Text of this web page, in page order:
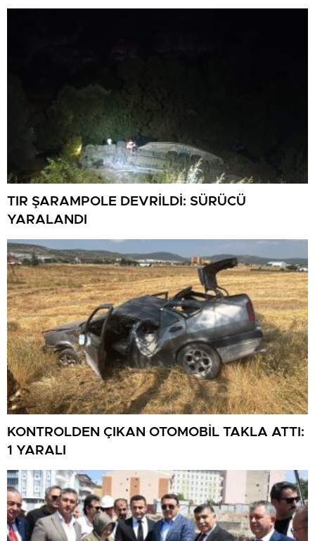
TIR ŞARAMPOLE DEVRİLDİ: SÜRÜCÜ
YARALANDI
KONTROLDEN ÇIKAN OTOMOBİL TAKLA ATTI:
1 YARALI